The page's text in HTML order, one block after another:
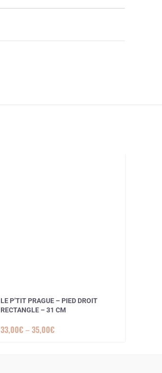
LE P’TIT PRAGUE – PIED DROIT
RECTANGLE – 31 CM
33,00€–35,00€